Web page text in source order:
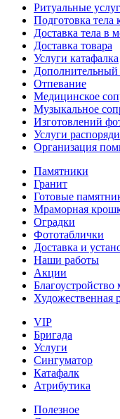
Ритуальные
Подготовка тела
Доставка тела в
Доставка товара
Услуги катафалка
Дополнительный
Отпевание
Медицинское
Музыкальное
Изготовлений
Услуги
Организация
Памятники
Гранит
Готовые
Мраморная
Оградки
Фототаблички
Доставка и
Наши работы
Акции
Благоустройство
Художественная
VIP
Бригада
Услуги
Сингуматор
Катафалк
Атрибутика
Полезное